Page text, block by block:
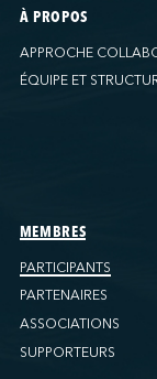
Ports
Ports
Ports
Ports
Ports
PSA Halifax
PSA Halifax
QSL America
À PROPOS
APPROCHE
ÉQUIPE ET
MEMBRES
PARTICIPANTS
PARTENAIRES
ASSOCIATIONS
SUPPORTEURS